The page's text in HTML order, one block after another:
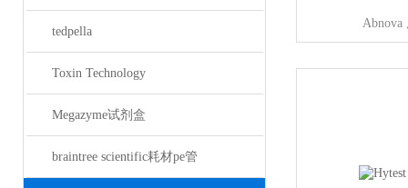
tedpella
Toxin Technology
Megazyme试剂盒
braintree scientific耗材pe管
Abnova